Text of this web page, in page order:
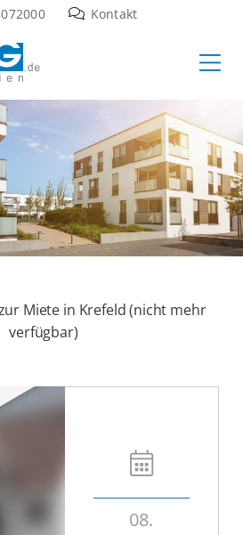
Kontakt
Miete in Krefeld (nicht mehr
verfügbar)
08.